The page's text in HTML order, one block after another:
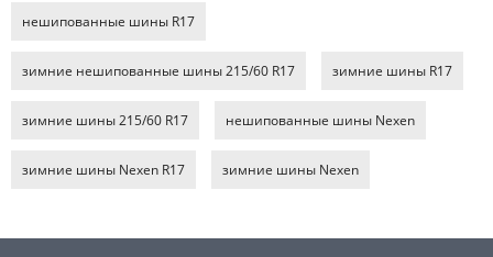
нешипованные шины R17
зимние нешипованные шины 215/60 R17 зимние шины R17
зимние шины 215/60 R17 нешипованные шины Nexen
зимние шины Nexen R17 зимние шины Nexen